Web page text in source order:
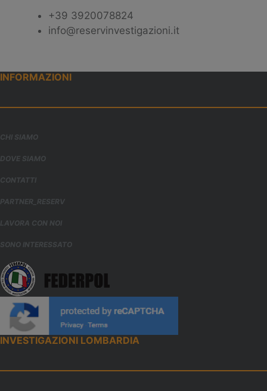
+39 3920078824
info@reservinvestigazioni.it
INFORMAZIONI
CHI SIAMO
DOVE SIAMO
CONTATTI
PARTNER_RESERV
LAVORA CON NOI
SONO INTERESSATO
INVESTIGAZIONI LOMBARDIA